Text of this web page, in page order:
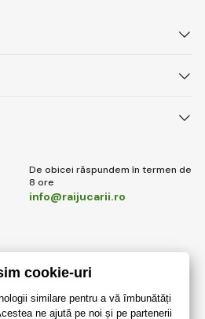
De obicei răspundem în termen de
8 ore
info@raijucarii.ro